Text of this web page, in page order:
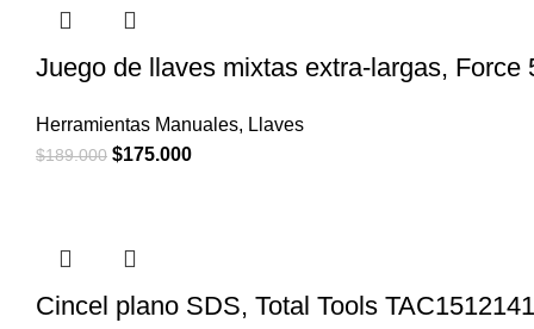
Juego de llaves mixtas extra-largas, Force
Herramientas Manuales, Llaves
$189.000 El
$189.000.
$175.000El
Cincel plano SDS, Total Tools